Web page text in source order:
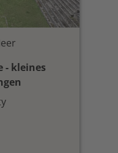
- kleines